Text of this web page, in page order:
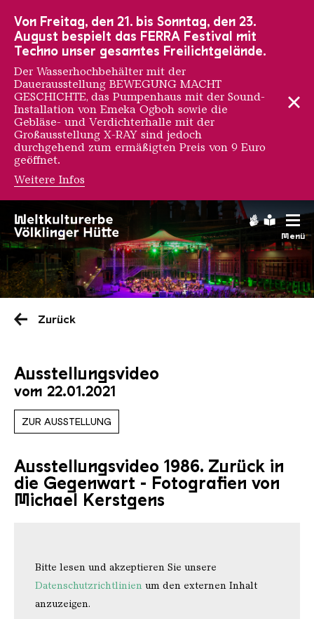
Menü
Saarländischen
Zurück
Ausstellungsvideo
vom 22.01.2021
ZUR AUSSTELLUNG
Ausstellungsvideo 1986. Zurück in
die Gegenwart - Fotografien von
Michael Kerstgens
Bitte lesen und akzeptieren Sie unsere
Datenschutzrichtlinien um den externen Inhalt
anzuzeigen.
Von Freitag, den 21. bis Sonntag, den 23.
August bespielt das FERRA Festival mit
Techno unser gesamtes Freilichtgelände.
Der Wasserhochbehälter mit der
Dauerausstellung BEWEGUNG MACHT
GESCHICHTE, das Pumpenhaus mit der Sound-
Installation von Emeka Ogboh sowie die
Gebläse- und Verdichterhalle mit der
Großausstellung X-RAY sind jedoch
durchgehend zum ermäßigten Preis von 9 Euro
geöffnet.
Weitere Infos